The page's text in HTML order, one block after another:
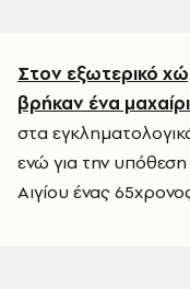
Στον εξωτερικό
βρήκαν ένα μαχαίρι
στα
ενώ για την
Αιγίου ένας